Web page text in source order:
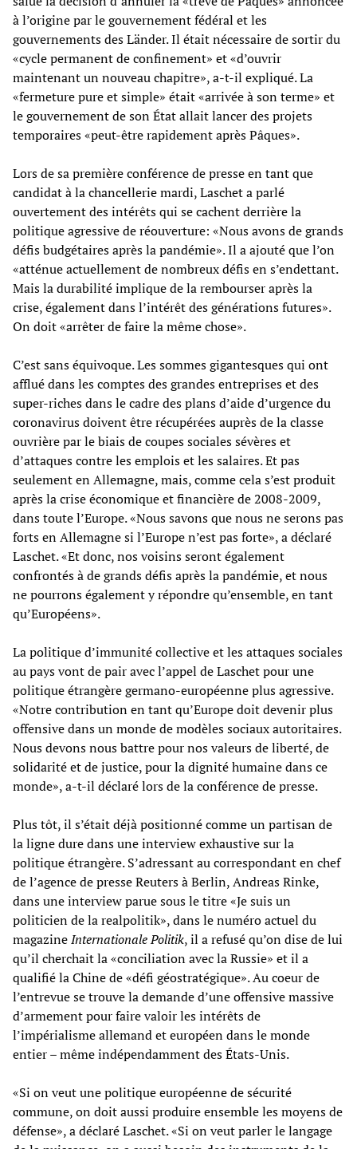
à l’origine par le gouvernement fédéral et les
gouvernements des Länder. Il était nécessaire de sortir du
«cycle permanent de confinement» et «d’ouvrir
maintenant un nouveau chapitre», a-t-il expliqué. La
«fermeture pure et simple» était «arrivée à son terme» et
le gouvernement de son État allait lancer des projets
temporaires «peut-être rapidement après Pâques».
Lors de sa première conférence de presse en tant que
candidat à la chancellerie mardi, Laschet a parlé
ouvertement des intérêts qui se cachent derrière la
politique agressive de réouverture: «Nous avons de grands
défis budgétaires après la pandémie». Il a ajouté que l’on
«atténue actuellement de nombreux défis en s’endettant.
Mais la durabilité implique de la rembourser après la
crise, également dans l’intérêt des générations futures».
On doit «arrêter de faire la même chose».
C’est sans équivoque. Les sommes gigantesques qui ont
afflué dans les comptes des grandes entreprises et des
super-riches dans le cadre des plans d’aide d’urgence du
coronavirus doivent être récupérées auprès de la classe
ouvrière par le biais de coupes sociales sévères et
d’attaques contre les emplois et les salaires. Et pas
seulement en Allemagne, mais, comme cela s’est produit
après la crise économique et financière de 2008-2009,
dans toute l’Europe. «Nous savons que nous ne serons pas
forts en Allemagne si l’Europe n’est pas forte», a déclaré
Laschet. «Et donc, nos voisins seront également
confrontés à de grands défis après la pandémie, et nous
ne pourrons également y répondre qu’ensemble, en tant
qu’Européens».
La politique d’immunité collective et les attaques sociales
au pays vont de pair avec l’appel de Laschet pour une
politique étrangère germano-européenne plus agressive.
«Notre contribution en tant qu’Europe doit devenir plus
offensive dans un monde de modèles sociaux autoritaires.
Nous devons nous battre pour nos valeurs de liberté, de
solidarité et de justice, pour la dignité humaine dans ce
monde», a-t-il déclaré lors de la conférence de presse.
Plus tôt, il s’était déjà positionné comme un partisan de
la ligne dure dans une interview exhaustive sur la
politique étrangère. S’adressant au correspondant en chef
de l’agence de presse Reuters à Berlin, Andreas Rinke,
dans une interview parue sous le titre «Je suis un
politicien de la realpolitik», dans le numéro actuel du
magazineInternationale Politik, il a refusé qu’on dise de lui
qu’il cherchait la «conciliation avec la Russie» et il a
qualifié la Chine de «défi géostratégique». Au coeur de
l’entrevue se trouve la demande d’une offensive massive
d’armement pour faire valoir les intérêts de
l’impérialisme allemand et européen dans le monde
entier – même indépendamment des États-Unis.
«Si on veut une politique européenne de sécurité
commune, on doit aussi produire ensemble les moyens de
défense», a déclaré Laschet. «Si on veut parler le langage